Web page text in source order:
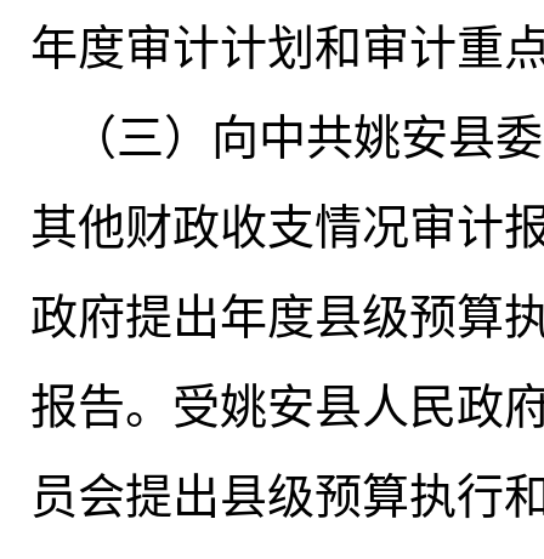
年度审计计划和审计重
（三）向中共姚安县
其他财政收支情况审计
政府提出年度县级预算
报告。受姚安县人民政
员会提出县级预算执行